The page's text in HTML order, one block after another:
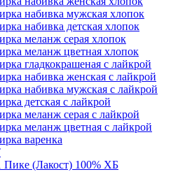
набивка мужская хлопок
набивка детская хлопок
меланж серая хлопок
меланж цветная хлопок
гладкокрашеная с лайкрой
набивка женская с лайкрой
набивка мужская с лайкрой
детская с лайкрой
меланж серая с лайкрой
меланж цветная с лайкрой
варенка
Пике (Лакост) 100% ХБ